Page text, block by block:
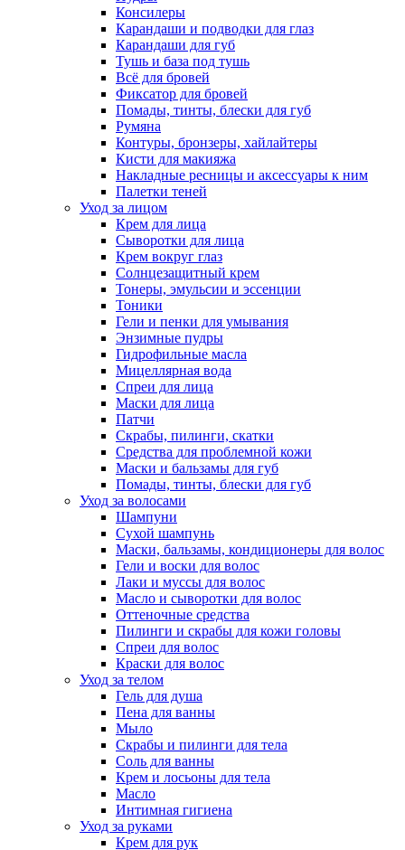
Консилеры
Карандаши и подводки для глаз
Карандаши для губ
Тушь и база под тушь
Всё для бровей
Фиксатор для бровей
Помады, тинты, блески для губ
Румяна
Контуры, бронзеры, хайлайтеры
Кисти для макияжа
Накладные ресницы и аксессуары к ним
Палетки теней
Уход за лицом
Крем для лица
Сыворотки для лица
Крем вокруг глаз
Солнцезащитный крем
Тонеры, эмульсии и эссенции
Тоники
Гели и пенки для умывания
Энзимные пудры
Гидрофильные масла
Мицеллярная вода
Спреи для лица
Маски для лица
Патчи
Скрабы, пилинги, скатки
Средства для проблемной кожи
Маски и бальзамы для губ
Помады, тинты, блески для губ
Уход за волосами
Шампуни
Сухой шампунь
Маски, бальзамы, кондиционеры для волос
Гели и воски для волос
Лаки и муссы для волос
Масло и сыворотки для волос
Оттеночные средства
Пилинги и скрабы для кожи головы
Спреи для волос
Краски для волос
Уход за телом
Гель для душа
Пена для ванны
Мыло
Скрабы и пилинги для тела
Соль для ванны
Крем и лосьоны для тела
Масло
Интимная гигиена
Уход за руками
Крем для рук